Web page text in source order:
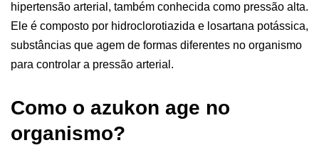
hipertensão arterial, também conhecida como pressão alta.
Ele é composto por hidroclorotiazida e losartana potássica,
substâncias que agem de formas diferentes no organismo
para controlar a pressão arterial.
Como o azukon age no
organismo?